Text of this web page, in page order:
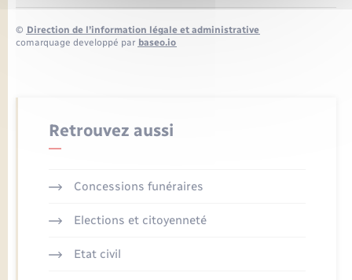
© Direction de l’information légale et administrative
comarquage developpé par baseo.io
Retrouvez aussi
Concessions funéraires
Elections et citoyenneté
Etat civil